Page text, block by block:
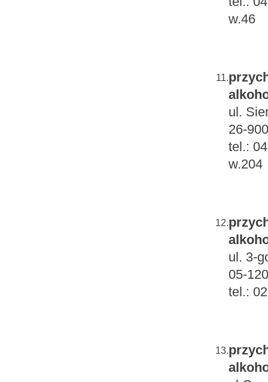
w.46
11.
ul.
26-
tel.:
w.204
12.
ul. 3-
05-
tel.:
13.